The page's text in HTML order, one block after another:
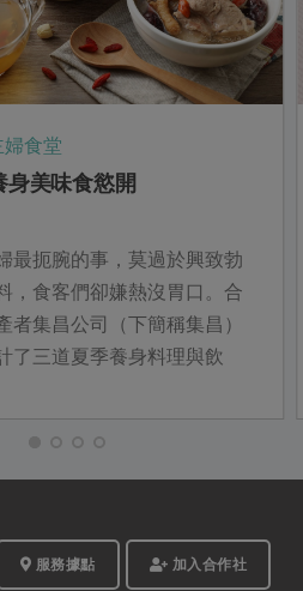
婦食堂
美味食慾開
最扼腕的事，莫過於興致勃
，食客們卻嫌熱沒胃口。合
者集昌公司（下簡稱集昌）
了三道夏季養身料理與飲
機乾燥薑片，料理方式簡
能輕鬆優雅地端出開胃料
服務據點 加入合作社